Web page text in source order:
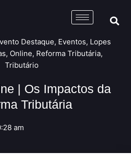
Destaque, Eventos, Lopes
, Online, Reforma Tributária,
Tributário
| Os Impactos da
Tributária
am